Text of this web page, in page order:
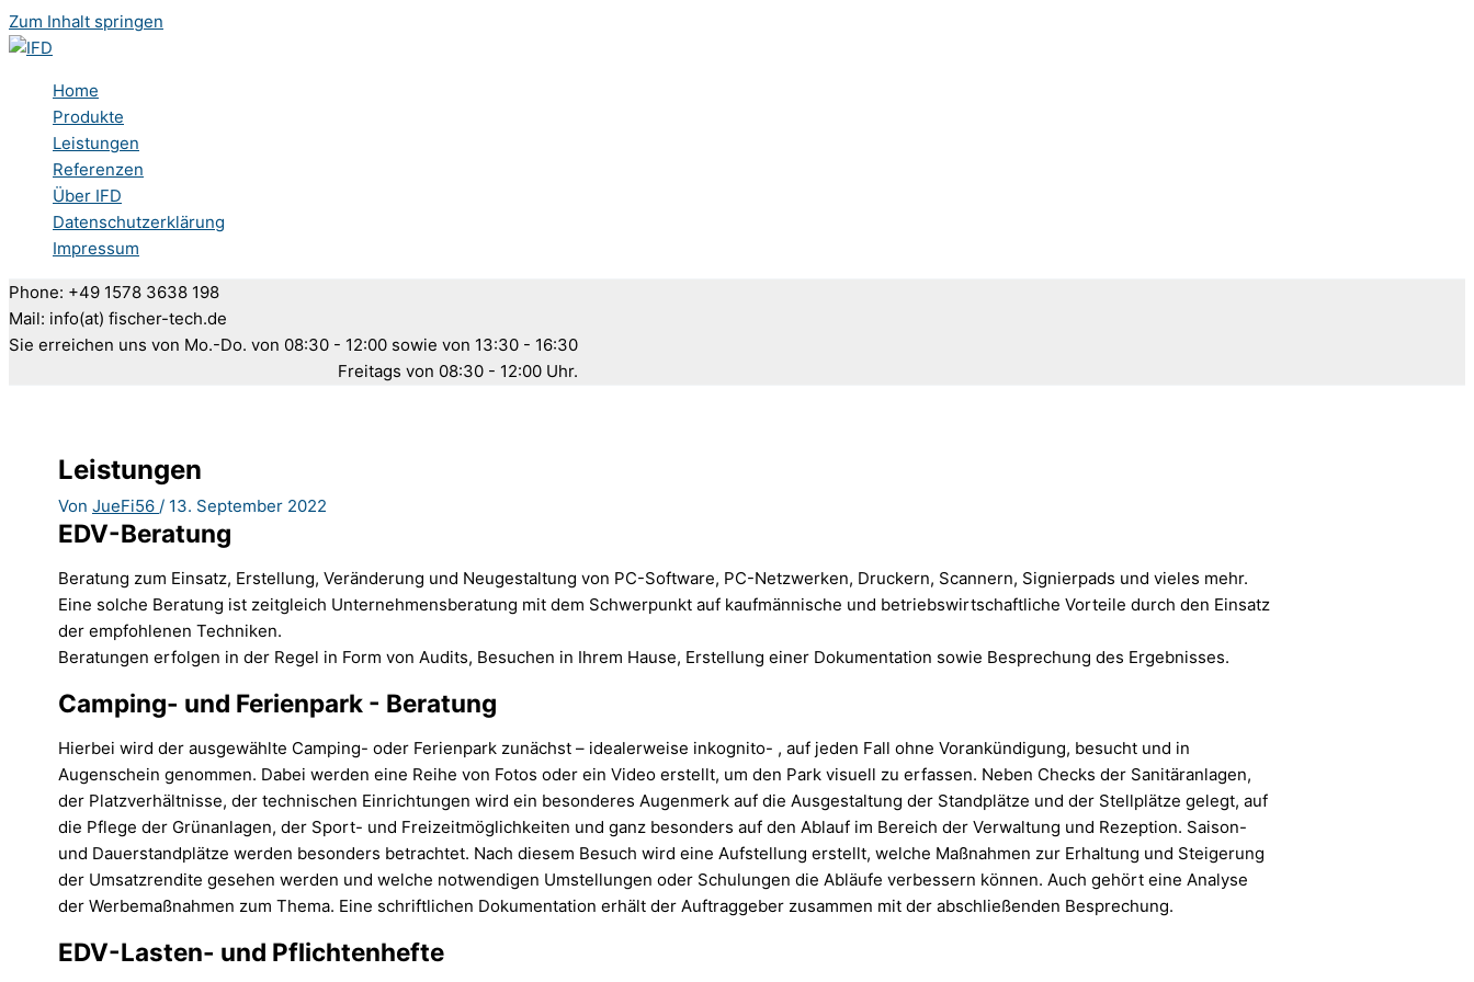
Zum Inhalt springen
Home
Produkte
Leistungen
Referenzen
Über IFD
Datenschutzerklärung
Impressum
Phone: +49 1578 3638 198
Mail: info(at) fischer-tech.de
Sie erreichen uns von Mo.-Do. von 08:30 - 12:00 sowie von 13:30 - 16:30
Freitags von 08:30 - 12:00 Uhr.
Leistungen
Von JueFi56 / 13. September 2022
EDV-Beratung
Beratung zum Einsatz, Erstellung, Veränderung und Neugestaltung von PC-Software, PC-Netzwerken, Druckern, Scannern, Signierpads und vieles mehr.
Eine solche Beratung ist zeitgleich Unternehmensberatung mit dem Schwerpunkt auf kaufmännische und betriebswirtschaftliche Vorteile durch den Einsatz
der empfohlenen Techniken.
Beratungen erfolgen in der Regel in Form von Audits, Besuchen in Ihrem Hause, Erstellung einer Dokumentation sowie Besprechung des Ergebnisses.
Camping- und Ferienpark - Beratung
Hierbei wird der ausgewählte Camping- oder Ferienpark zunächst – idealerweise inkognito- , auf jeden Fall ohne Vorankündigung, besucht und in
Augenschein genommen. Dabei werden eine Reihe von Fotos oder ein Video erstellt, um den Park visuell zu erfassen. Neben Checks der Sanitäranlagen,
der Platzverhältnisse, der technischen Einrichtungen wird ein besonderes Augenmerk auf die Ausgestaltung der Standplätze und der Stellplätze gelegt, auf
die Pflege der Grünanlagen, der Sport- und Freizeitmöglichkeiten und ganz besonders auf den Ablauf im Bereich der Verwaltung und Rezeption. Saison-
und Dauerstandplätze werden besonders betrachtet. Nach diesem Besuch wird eine Aufstellung erstellt, welche Maßnahmen zur Erhaltung und Steigerung
der Umsatzrendite gesehen werden und welche notwendigen Umstellungen oder Schulungen die Abläufe verbessern können. Auch gehört eine Analyse
der Werbemaßnahmen zum Thema. Eine schriftlichen Dokumentation erhält der Auftraggeber zusammen mit der abschließenden Besprechung.
EDV-Lasten- und Pflichtenhefte